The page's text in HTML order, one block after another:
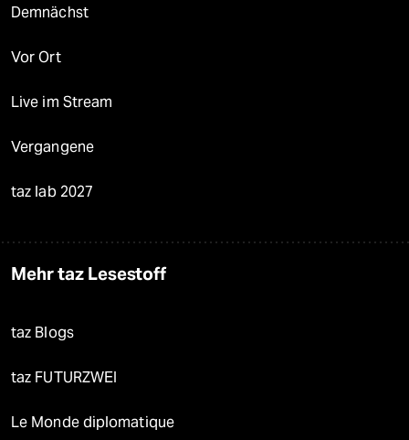
Demnächst
Vor Ort
Live im Stream
Vergangene
taz lab 2027
Mehr taz Lesestoff
taz Blogs
taz FUTURZWEI
Le Monde diplomatique